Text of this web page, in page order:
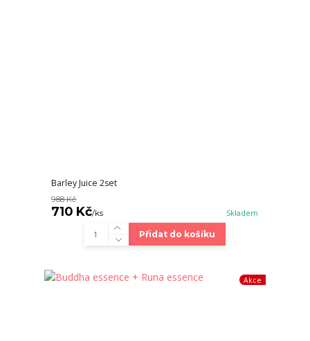
Barley Juice 2set
988 Kč
710 Kč/ks Skladem
Přidat do košíku
Akce